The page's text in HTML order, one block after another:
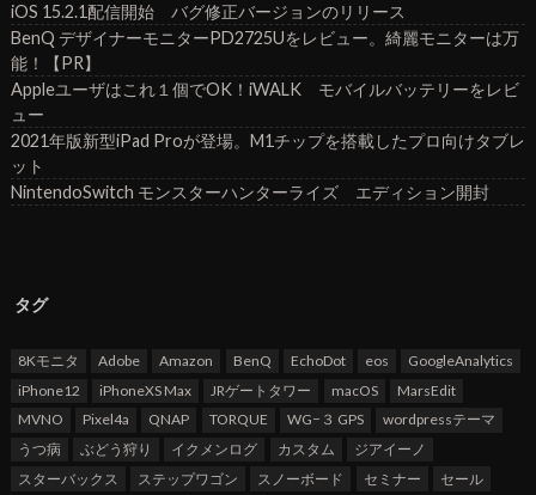
iOS 15.2.1配信開始 バグ修正バージョンのリリース
BenQ デザイナーモニターPD2725Uをレビュー。綺麗モニターは万
能！【PR】
Appleユーザはこれ１個でOK！iWALK モバイルバッテリーをレビ
ュー
2021年版新型iPad Proが登場。M1チップを搭載したプロ向けタブレ
ット
NintendoSwitch モンスターハンターライズ エディション開封
タグ
8Kモニタ Adobe Amazon BenQ EchoDot eos
GoogleAnalytics
iPhone12
iPhoneXS Max JRゲートタワー macOS
MarsEdit
MVNO
Pixel4a QNAP TORQUE WG−３ GPS
wordpressテーマ
うつ病
ぶどう狩り イクメンログ カスタム
ジアイーノ
スターバックス
ステップワゴン スノーボード セミナー
セール